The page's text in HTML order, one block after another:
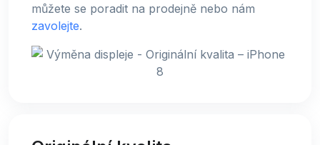
můžete se poradit na prodejně nebo nám
zavolejte.